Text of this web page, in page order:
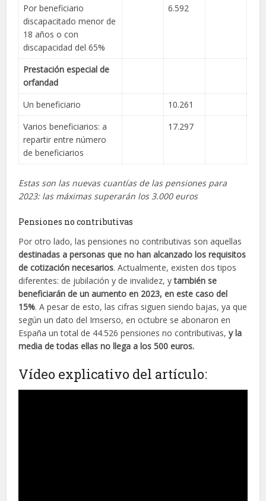
Por beneficiario
discapacitado menor de
18 años o con
discapacidad del 65%
6.592
Prestación especial de
orfandad
Un beneficiario
10.261
Varios beneficiarios: a
repartir entre número
de beneficiarios
17.297
Estas son las nuevas cuantías de las pensiones para
2023: las máximas superarán los 3.000 euros
Pensiones no contributivas
Por otro lado, las pensiones no contributivas son aquellas
destinadas a personas que no han alcanzado los requisitos
de cotización necesarios. Actualmente, existen dos tipos
diferentes: de jubilación y de invalidez, ytambién se
beneficiarán de un aumento en 2023, en este caso del
15%. A pesar de esto, las cifras siguen siendo bajas, ya que
según un dato del Imserso, en octubre se abonaron en
España un total de 44.526 pensiones no contributivas,y la
media de todas ellas no llega a los 500 euros.
Vídeo explicativo del artículo: